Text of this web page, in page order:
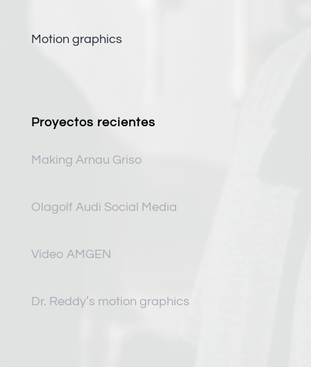
Motion graphics
Proyectos recientes
Making Arnau Griso
Olagolf Audi Social Media
Vídeo AMGEN
Dr. Reddy’s motion graphics